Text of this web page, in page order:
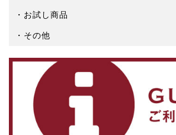
お試し商品
その他